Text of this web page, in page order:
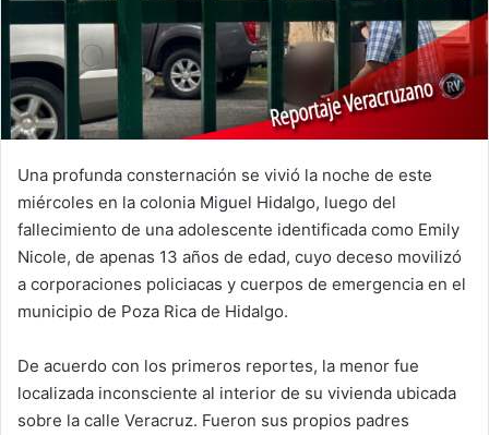
Una profunda consternación se vivió la noche de este
miércoles en la colonia Miguel Hidalgo, luego del
fallecimiento de una adolescente identificada como Emily
Nicole, de apenas 13 años de edad, cuyo deceso movilizó
a corporaciones policiacas y cuerpos de emergencia en el
municipio de Poza Rica de Hidalgo.
De acuerdo con los primeros reportes, la menor fue
localizada inconsciente al interior de su vivienda ubicada
sobre la calle Veracruz. Fueron sus propios padres